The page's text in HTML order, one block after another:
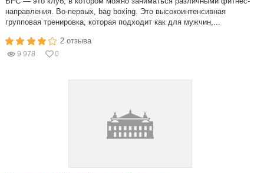
направления. Во-первых, bag boxing. Это высокоинтенсивная
групповая тренировка, которая подходит как для мужчин,...
2 отзыва
9 978 0